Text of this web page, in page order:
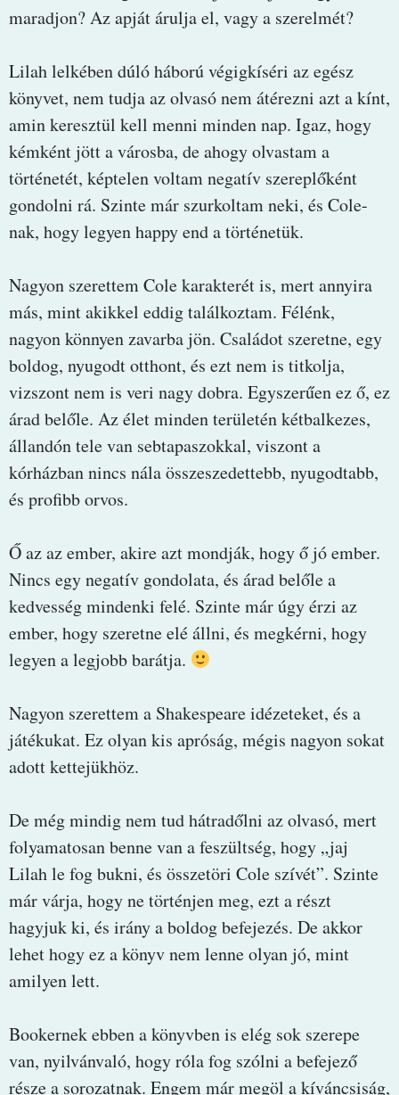
maradjon? Az apját árulja el, vagy a szerelmét?
Lilah lelkében dúló háború végigkíséri az egész
könyvet, nem tudja az olvasó nem átérezni azt a kínt,
amin keresztül kell menni minden nap. Igaz, hogy
kémként jött a városba, de ahogy olvastam a
történetét, képtelen voltam negatív szereplőként
gondolni rá. Szinte már szurkoltam neki, és Cole-
nak, hogy legyen happy end a történetük.
Nagyon szerettem Cole karakterét is, mert annyira
más, mint akikkel eddig találkoztam. Félénk,
nagyon könnyen zavarba jön. Családot szeretne, egy
boldog, nyugodt otthont, és ezt nem is titkolja,
vizszont nem is veri nagy dobra. Egyszerűen ez ő, ez
árad belőle. Az élet minden területén kétbalkezes,
állandón tele van sebtapaszokkal, viszont a
kórházban nincs nála összeszedettebb, nyugodtabb,
és profibb orvos.
Ő az az ember, akire azt mondják, hogy ő jó ember.
Nincs egy negatív gondolata, és árad belőle a
kedvesség mindenki felé. Szinte már úgy érzi az
ember, hogy szeretne elé állni, és megkérni, hogy
legyen a legjobb barátja.
Nagyon szerettem a Shakespeare idézeteket, és a
játékukat. Ez olyan kis apróság, mégis nagyon sokat
adott kettejükhöz.
De még mindig nem tud hátradőlni az olvasó, mert
folyamatosan benne van a feszültség, hogy „jaj
Lilah le fog bukni, és összetöri Cole szívét”. Szinte
már várja, hogy ne történjen meg, ezt a részt
hagyjuk ki, és irány a boldog befejezés. De akkor
lehet hogy ez a könyv nem lenne olyan jó, mint
amilyen lett.
Bookernek ebben a könyvben is elég sok szerepe
van, nyilvánvaló, hogy róla fog szólni a befejező
része a sorozatnak. Engem már megöl a kíváncsiság,